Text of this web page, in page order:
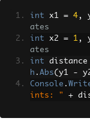
int x1 = 4,
ates
int x2 = 1,
ates
int distance
h . Abs( y1 -
Console .
ints: "
+